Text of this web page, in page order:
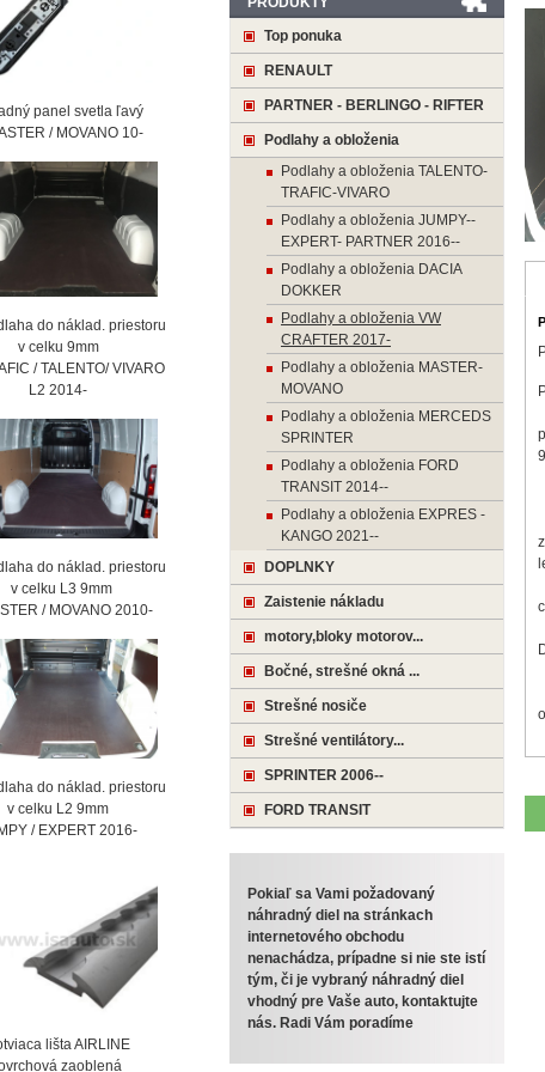
Top ponuka
RENAULT
PARTNER - BERLINGO - RIFTER
Podlahy a obloženia
Podlahy a obloženia TALENTO-
TRAFIC-VIVARO
Podlahy a obloženia JUMPY--
EXPERT- PARTNER 2016--
Podlahy a obloženia DACIA
DOKKER
Podlahy a obloženia VW
CRAFTER 2017-
Podlahy a obloženia MASTER-
MOVANO
Podlahy a obloženia MERCEDS
SPRINTER
Podlahy a obloženia FORD
TRANSIT 2014--
Podlahy a obloženia EXPRES -
KANGO 2021--
DOPLNKY
Zaistenie nákladu
motory,bloky motorov...
Bočné, strešné okná ...
Strešné nosiče
Strešné ventilátory...
SPRINTER 2006--
FORD TRANSIT
Pokiaľ sa Vami požadovaný
náhradný diel na stránkach
internetového obchodu
nenachádza, prípadne si nie ste istí
tým, či je vybraný náhradný diel
vhodný pre Vaše auto, kontaktujte
nás. Radi Vám poradíme
panel svetla ľavý
/ MOVANO 10-
do náklad. priestoru
9mm
/ TALENTO/ VIVARO
2014-
do náklad. priestoru
L3 9mm
/ MOVANO 2010-
do náklad. priestoru
L2 9mm
/ EXPERT 2016-
lišta AIRLINE
zaoblená